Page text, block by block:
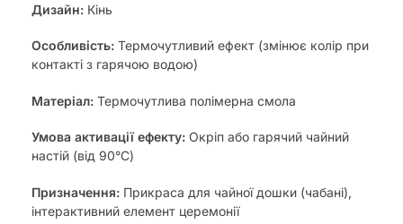
Дизайн: Кінь
Особливість: Термочутливий ефект (змінює колір при
контакті з гарячою водою)
Матеріал: Термочутлива полімерна смола
Умова активації ефекту: Окріп або гарячий чайний
настій (від 90°C)
Призначення: Прикраса для чайної дошки (чабані),
інтерактивний елемент церемонії